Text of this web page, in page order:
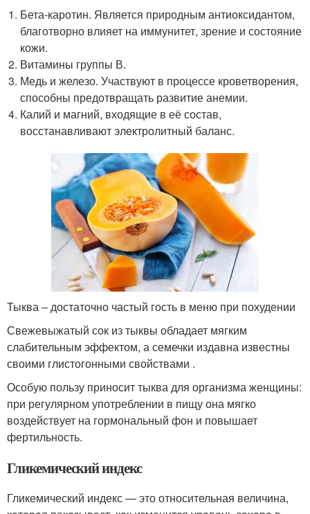
Бета-каротин. Является природным антиоксидантом,
благотворно влияет на иммунитет, зрение и состояние
кожи.
Витамины группы В.
Медь и железо. Участвуют в процессе кроветворения,
способны предотвращать развитие анемии.
Калий и магний, входящие в её состав,
восстанавливают электролитный баланс.
Тыква – достаточно частый гость в меню при похудении
Свежевыжатый сок из тыквы обладает мягким
слабительным эффектом, а семечки издавна известны
своими глистогонными свойствами .
Особую пользу приносит тыква для организма женщины:
при регулярном употреблении в пищу она мягко
воздействует на гормональный фон и повышает
фертильность.
Гликемический индекс
Гликемический индекс — это относительная величина,